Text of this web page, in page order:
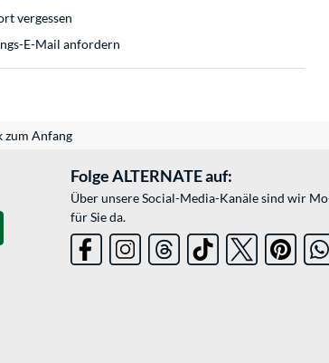
vergessen
E-Mail anfordern
zum Anfang
Folge ALTERNATE auf:
Über unsere Social-Media-Kanäle sind wir
für Sie da.